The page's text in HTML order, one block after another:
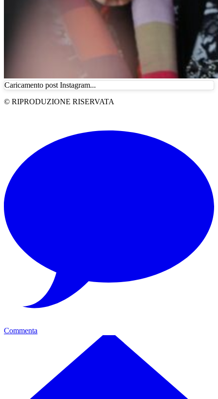
Caricamento post Instagram...
© RIPRODUZIONE RISERVATA
Commenta